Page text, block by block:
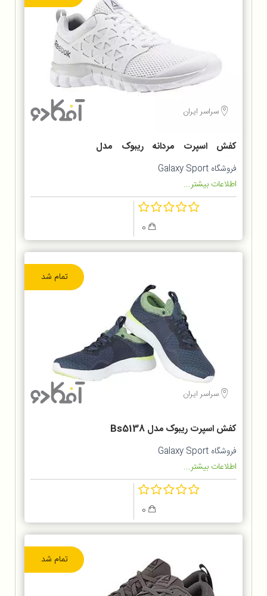
سراسر ایران
کفش اسپرت مردانه ریبوک مدل
Bd5535
فروشگاه Galaxy Sport
اطلاعات بیشتر...
تمام شد
سراسر ایران
کفش اسپرت ریبوک مدل Bs5138
فروشگاه Galaxy Sport
اطلاعات بیشتر...
تمام شد